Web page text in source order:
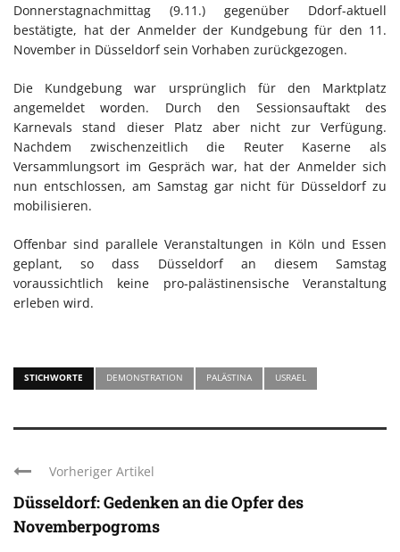
Donnerstagnachmittag (9.11.) gegenüber Ddorf-aktuell
bestätigte, hat der Anmelder der Kundgebung für den 11.
November in Düsseldorf sein Vorhaben zurückgezogen.
Die Kundgebung war ursprünglich für den Marktplatz
angemeldet worden. Durch den Sessionsauftakt des
Karnevals stand dieser Platz aber nicht zur Verfügung.
Nachdem zwischenzeitlich die Reuter Kaserne als
Versammlungsort im Gespräch war, hat der Anmelder sich
nun entschlossen, am Samstag gar nicht für Düsseldorf zu
mobilisieren.
Offenbar sind parallele Veranstaltungen in Köln und Essen
geplant, so dass Düsseldorf an diesem Samstag
voraussichtlich keine pro-palästinensische Veranstaltung
erleben wird.
STICHWORTE DEMONSTRATION PALÄSTINA USRAEL
Vorheriger Artikel
Düsseldorf: Gedenken an die Opfer des
Novemberpogroms